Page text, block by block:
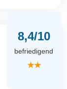
8,4/10
befriedigend
★★